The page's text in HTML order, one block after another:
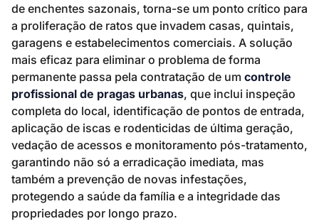
de enchentes sazonais, torna-se um ponto crítico para
a proliferação de ratos que invadem casas, quintais,
garagens e estabelecimentos comerciais. A solução
mais eficaz para eliminar o problema de forma
permanente passa pela contratação de um controle
profissional de pragas urbanas, que inclui inspeção
completa do local, identificação de pontos de entrada,
aplicação de iscas e rodenticidas de última geração,
vedação de acessos e monitoramento pós-tratamento,
garantindo não só a erradicação imediata, mas
também a prevenção de novas infestações,
protegendo a saúde da família e a integridade das
propriedades por longo prazo.